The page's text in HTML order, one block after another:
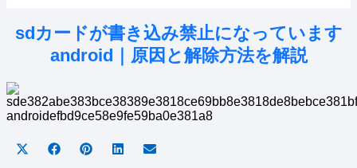
sdカードが書き込み禁止になっています
android｜原因と解除方法を解説
Share Share Share
Share